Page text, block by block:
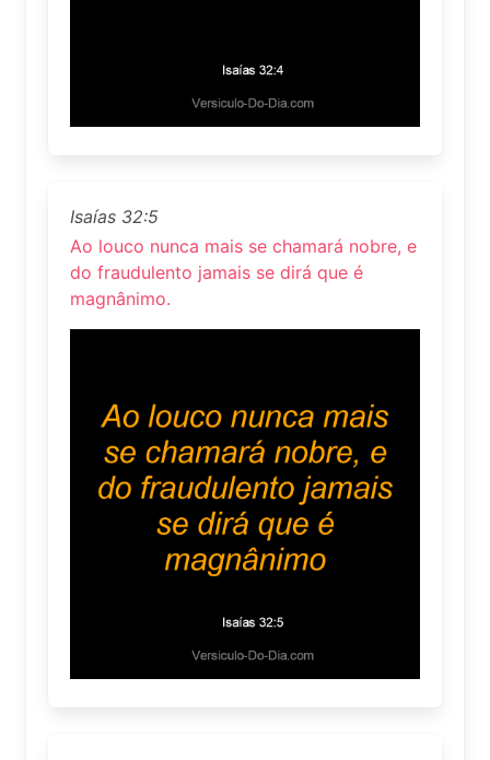
Isaías 32:5
Ao louco nunca mais se chamará nobre, e
do fraudulento jamais se dirá que é
magnânimo.